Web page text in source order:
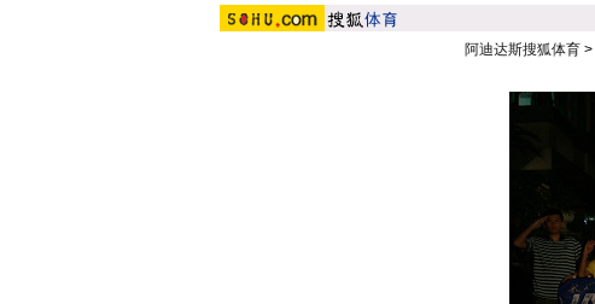
阿迪达斯搜狐体育>